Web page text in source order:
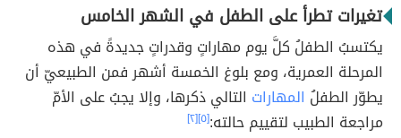
تغيرات تطرأ على الطفل في الشهر الخامس
يكتسبُ الطفلُ كلَّ يوم مهاراتٍ وقدراتٍ جديدةً في هذه
المرحلة العمرية، ومع بلوغ الخمسة أشهر فمن الطبيعيّ أن
يطوّر الطفلُ المهارات التالي ذكرها، وإلا يجبُ على الأمّ
مراجعة الطبيب لتقييم حالته:[٥] [٢]